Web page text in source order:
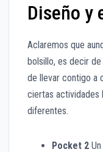
Diseño y
Aclaremos que
bolsillo, es decir
de llevar contigo a
ciertas actividades
diferentes.
Pocket 2